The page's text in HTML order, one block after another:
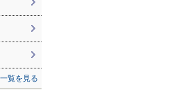
一覧を見る